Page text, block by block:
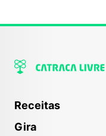
Receitas
Gira